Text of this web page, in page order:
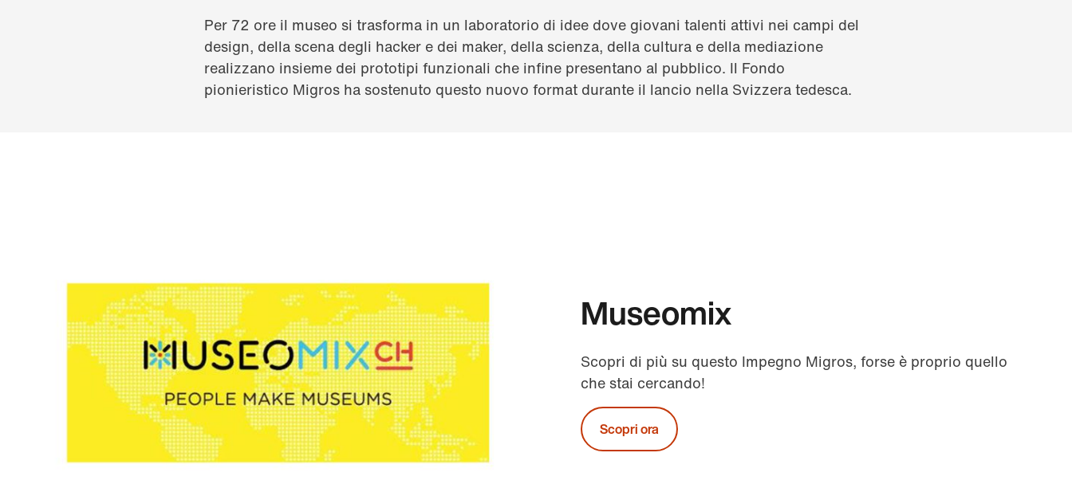
Per 72 ore il museo si trasforma in un laboratorio di idee dove giovani talenti attivi nei campi del
design, della scena degli hacker e dei maker, della scienza, della cultura e della mediazione
realizzano insieme dei prototipi funzionali che infine presentano al pubblico. Il Fondo
pionieristico Migros ha sostenuto questo nuovo format durante il lancio nella Svizzera tedesca.
Museomix
Scopri di più su questo Impegno Migros, forse è proprio quello
che stai cercando!
Scopri ora